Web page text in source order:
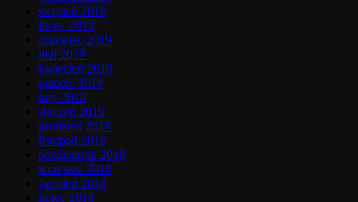
sierpień 2019
lipiec 2019
czerwiec 2019
maj 2019
kwiecień 2019
marzec 2019
luty 2019
styczeń 2019
grudzień 2018
listopad 2018
październik 2018
wrzesień 2018
sierpień 2018
lipiec 2018